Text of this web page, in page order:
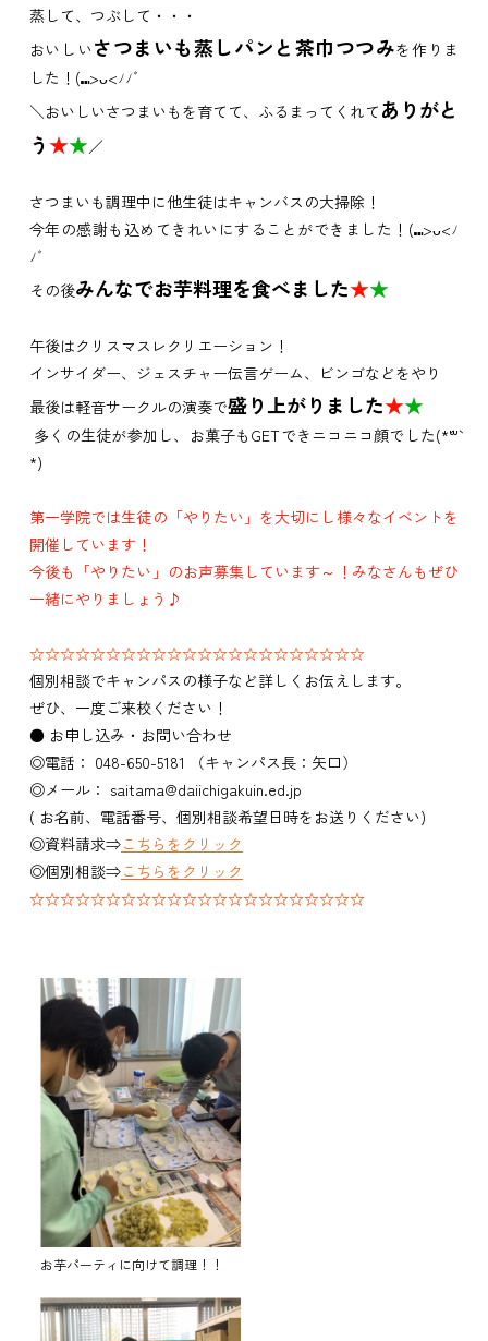
蒸して、つぶして・・・
おいしいさつまいも蒸しパンと茶巾つつみを作りま
した！(⑉>ᴗ<ﾉﾉﾞ
＼おいしいさつまいもを育てて、ふるまってくれて ありがと
う★★／
さつまいも調理中に他生徒はキャンバスの大掃除！
今年の感謝も込めてきれいにすることができました！(⑉>ᴗ<ﾉ
ﾉﾞ
その後みんなでお芋料理を食べました★★
午後はクリスマスレクリエーション！
インサイダー、ジェスチャー伝言ゲーム、ビンゴなどをやり
最後は軽音サークルの演奏で盛り上がりました★★
多くの生徒が参加し、お菓子もGETできニコニコ顔でした(*´꒳`
*)
第一学院では生徒の「やりたい」を大切にし様々なイベントを
開催しています！
今後も「やりたい」のお声募集しています～！みなさんもぜひ
一緒にやりましょう♪
☆☆☆☆☆☆☆☆☆☆☆☆☆☆☆☆☆☆☆☆☆☆
個別相談でキャンパスの様子など詳しくお伝えします。
ぜひ、一度ご来校ください！
● お申し込み・お問い合わせ
◎電話： 048-650-5181 （キャンパス長：矢口）
◎メール： saitama@daiichigakuin.ed.jp
( お名前、電話番号、個別相談希望日時をお送りください)
◎資料請求⇒こちらをクリック
◎個別相談⇒こちらをクリック
☆☆☆☆☆☆☆☆☆☆☆☆☆☆☆☆☆☆☆☆☆☆
お芋パーティに向けて調理！！